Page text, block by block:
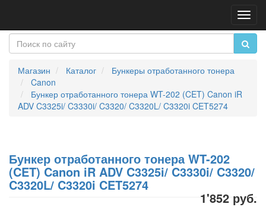
Магазин Каталог
Бункеры отработанного тонера
Canon
Бункер отработанного тонера WT-202 (CET) Canon iR
ADV C3325i/ C3330i/ C3320/ C3320L/ C3320i CET5274
Бункер отработанного тонера WT-202
(CET) Canon iR ADV C3325i/ C3330i/ C3320/
C3320L/ C3320i CET5274
1'852 руб.